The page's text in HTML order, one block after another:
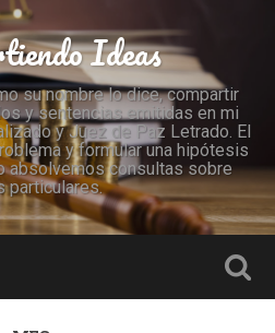
Ideas
su nombre lo dice, compartir
y sentencias emitidas en mi
y Juez de Paz Letrado. El
y formular una hipótesis
absolvemos consultas sobre
particulares.